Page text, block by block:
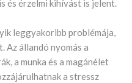
és érzelmi kihívást is jelent.
leggyakoribb problémája,
Az állandó nyomás a
a munka és a magánélet
a stressz